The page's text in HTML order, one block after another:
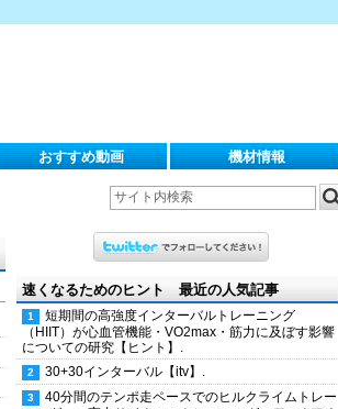
おすすめ動画 機材情報
速くなるためのヒント 最近の人気記事
短期間の高強度インターバルトレーニング
（HIIT）が心血管機能・VO2max・筋力に及ぼす影響
についての研究【ヒント】.
30+30インターバル【itv】.
40分間のテンポ走ペースでのヒルクライムトレー